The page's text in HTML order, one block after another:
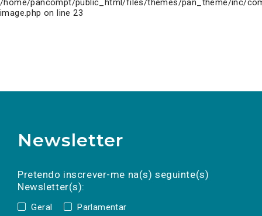
/home/pancompt/public_html/files/themes/pan_theme/inc/
image.php on line23
Newsletter
Pretendo inscrever-me na(s) seguinte(s)
Newsletter(s):
Geral Parlamentar
a(s) newsletter(s).
mail